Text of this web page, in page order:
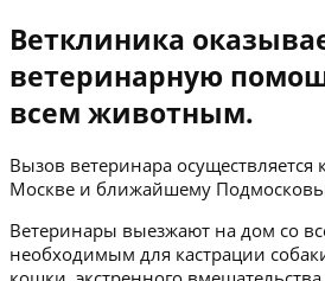
Ветклиника
ветеринарную
всем животным.
Вызов ветеринара осуществляется
Москве и ближайшему
Ветеринары выезжают на дом со
необходимым для кастрации